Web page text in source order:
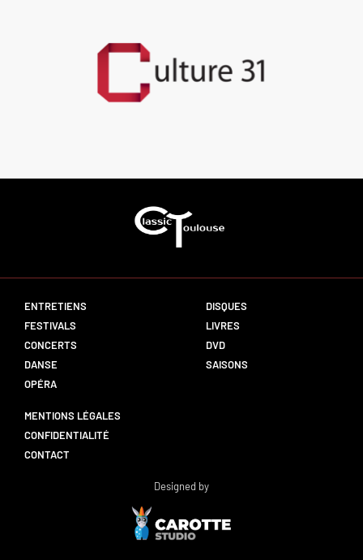
ENTRETIENS
FESTIVALS
CONCERTS
DANSE
OPÉRA
DISQUES
LIVRES
DVD
SAISONS
MENTIONS LÉGALES
CONFIDENTIALITÉ
CONTACT
Designed by